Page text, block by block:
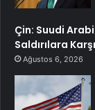
Çin: Suudi
Saldırılara
Ağustos 6, 2026